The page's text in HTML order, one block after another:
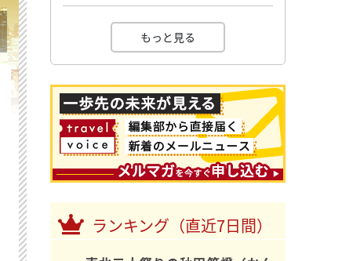
もっと見る
ランキング（直近7日間）